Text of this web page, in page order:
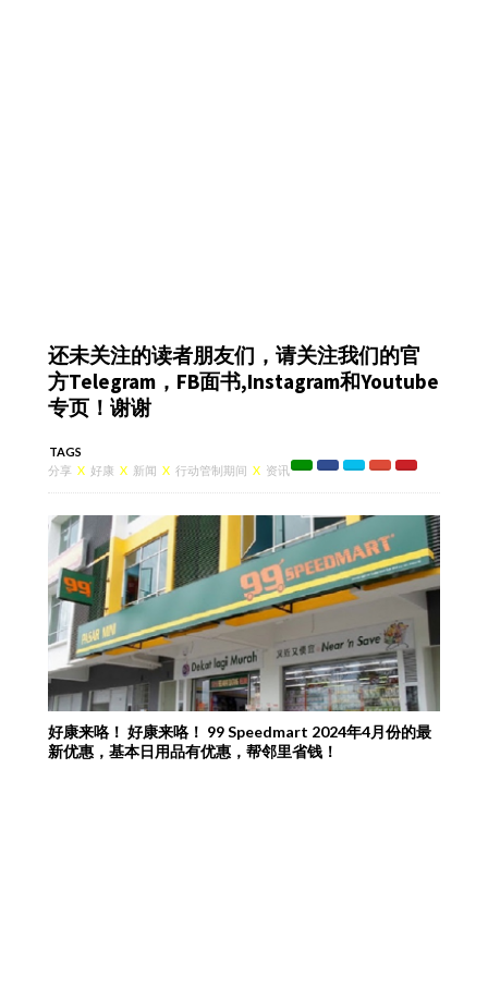
还未关注的读者朋友们，请关注我们的官
方Telegram，FB面书,Instagram和Youtube
专页！谢谢
TAGS
分享 X 好康 X 新闻 X 行动管制期间 X 资讯
好康来咯！ 好康来咯！ 99 Speedmart 2024年4月份的最
新优惠，基本日用品有优惠，帮邻里省钱！